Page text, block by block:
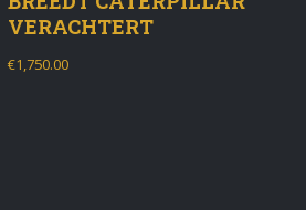
VERACHTERT
€1,750.00